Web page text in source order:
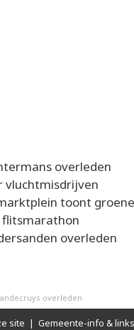
overleden
vluchtmisdrijven
toont
flitsmarathon
overleden
overleden
site | Gemeente-info & links